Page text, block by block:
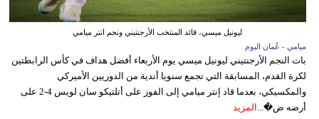
ليونيل ميسي، قائد المنتخب الأرجنتيني ونجم انتر ميامي
ميامي - عُمان اليوم
بات النجم الأرجنتيني ليونيل ميسي يوم الأربعاء أفضل هداف في كأس الرابطتين
لكرة القدم، المسابقة التي تجمع سنويا أندية من الدوريين الأميركي
والمكسيكي، بعدما قاد إنتر ميامي إلى الفوز على أتلتيكو سان لويس 4-2 على
أرضه ض�...
المزيد